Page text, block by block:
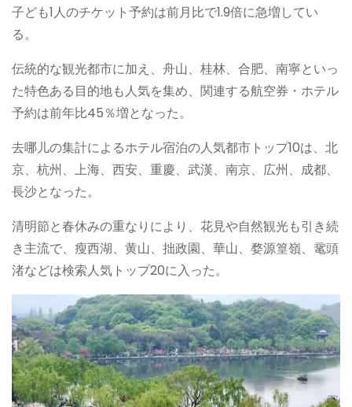
子ども1人のチケット予約は前月比で1.9倍に急増してい
る。
伝統的な観光都市に加え、舟山、桂林、合肥、南寧といっ
た特色ある目的地も人気を集め、関連する航空券・ホテル
予約は前年比45％増となった。
去哪儿の集計によるホテル宿泊の人気都市トップ10は、北
京、杭州、上海、西安、重慶、武漢、南京、広州、成都、
長沙となった。
清明節と春休みの重なりにより、花見や自然観光も引き続
き主流で、瘦西湖、黄山、拙政園、華山、婺源篁嶺、鼋頭
渚などは検索人気トップ20に入った。